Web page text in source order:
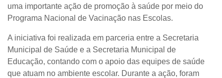
uma importante ação de promoção à saúde por meio do
Programa Nacional de Vacinação nas Escolas.
A iniciativa foi realizada em parceria entre a Secretaria
Municipal de Saúde e a Secretaria Municipal de
Educação, contando com o apoio das equipes de saúde
que atuam no ambiente escolar. Durante a ação, foram